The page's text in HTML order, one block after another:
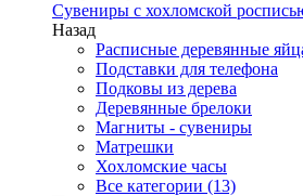
Сувениры с хохломской
Назад
Расписные деревянные
Подставки для телефона
Подковы из дерева
Деревянные брелоки
Магниты - сувениры
Матрешки
Хохломские часы
Все категории (13)